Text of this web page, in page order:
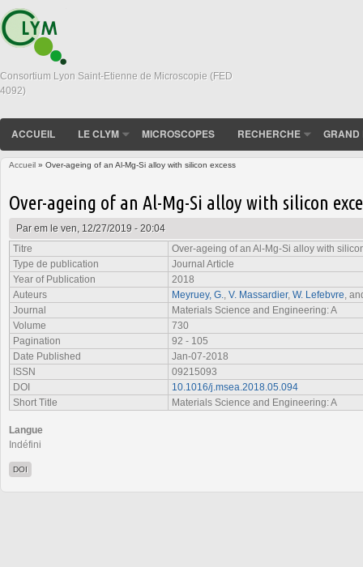
Consortium Lyon Saint-Etienne de Microscopie (FED
4092)
ACCUEIL LE CLYM MICROSCOPES RECHERCHE GRAND
Accueil » Over-ageing of an Al-Mg-Si alloy with silicon excess
Over-ageing of an Al-Mg-Si alloy with silicon
Parem le ven, 12/27/2019 - 20:04
Titre
Over-ageing of an Al-Mg-Si alloy with
Type de publication
Journal Article
Year of Publication
2018
Auteurs
Meyruey, G. V. Massardier, W. Lefebvre ,
Journal
Materials Science and Engineering: A
Volume
730
Pagination
92 - 105
Date Published
Jan-07-2018
ISSN
09215093
DOI
10.1016/j.msea.2018.05.094
Short Title
Materials Science and Engineering: A
Langue
Indéfini
DOI